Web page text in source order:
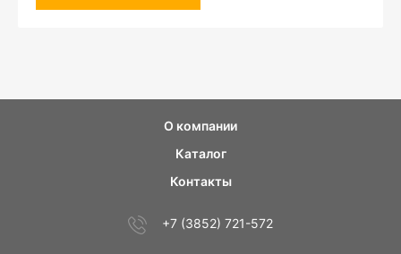
О компании
Каталог
Контакты
+7 (3852) 721-572